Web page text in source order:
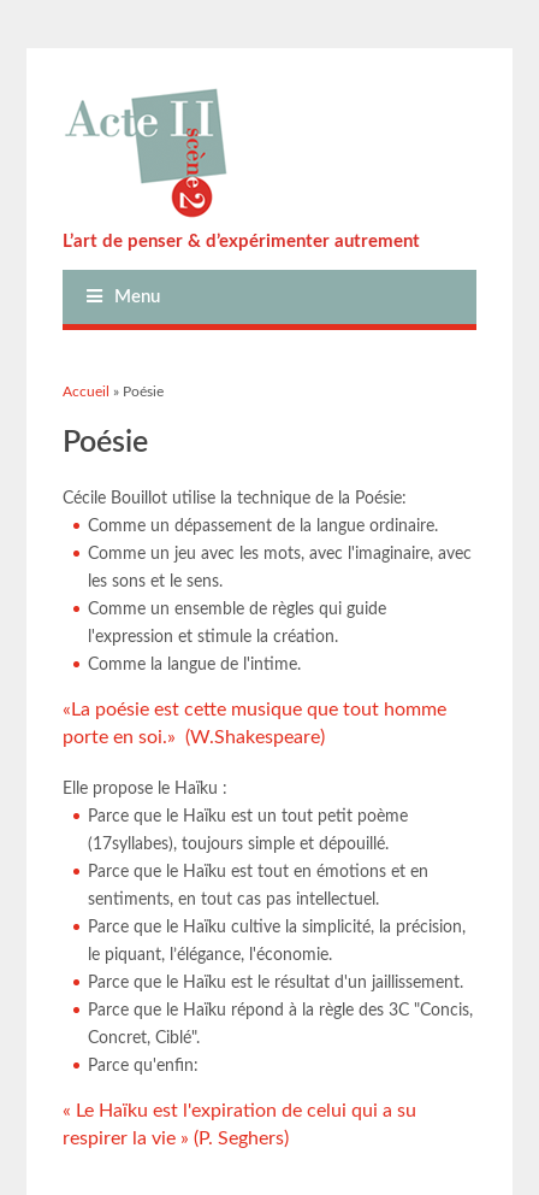
L’art de penser & d’expérimenter autrement
Menu
Vous êtes ici
Accueil » Poésie
Poésie
Cécile Bouillot utilise la technique de la Poésie:
Comme un dépassement de la langue ordinaire.
Comme un jeu avec les mots, avec l'imaginaire, avec
les sons et le sens.
Comme un ensemble de règles qui guide
l'expression et stimule la création.
Comme la langue de l'intime.
«La poésie est cette musique que tout homme
porte en soi.» (W.Shakespeare)
Elle propose le Haïku :
Parce que le Haïku est un tout petit poème
(17syllabes), toujours simple et dépouillé.
Parce que le Haïku est tout en émotions et en
sentiments, en tout cas pas intellectuel.
Parce que le Haïku cultive la simplicité, la précision,
le piquant, l’élégance, l'économie.
Parce que le Haïku est le résultat d'un jaillissement.
Parce que le Haïku répond à la règle des 3C "Concis,
Concret, Ciblé".
Parce qu'enfin:
« Le Haïku est l'expiration de celui qui a su
respirer la vie » (P. Seghers)